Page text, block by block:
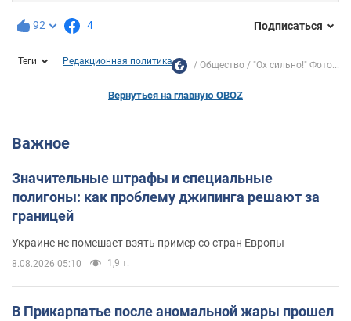
92 4 Подписаться
Теги Редакционная политика Общество "Ох сильно!" Фото...
Вернуться на главную OBOZ
Важное
Значительные штрафы и специальные
полигоны: как проблему джипинга решают за
границей
Украине не помешает взять пример со стран Европы
8.08.2026 05:10 1,9 т.
В Прикарпатье после аномальной жары прошел